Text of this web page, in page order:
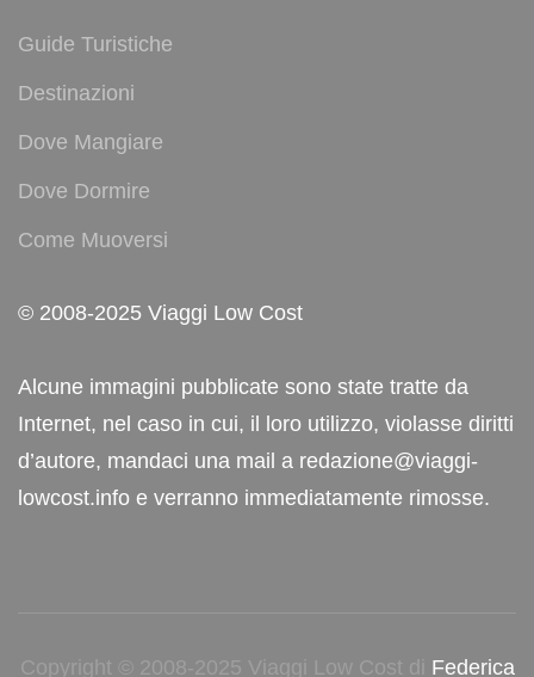
Guide Turistiche
Destinazioni
Dove Mangiare
Dove Dormire
Come Muoversi
© 2008-2025 Viaggi Low Cost
Alcune immagini pubblicate sono state tratte da
Internet, nel caso in cui, il loro utilizzo, violasse diritti
d’autore, mandaci una mail a redazione@viaggi-
lowcost.info e verranno immediatamente rimosse.
Copyright © 2008-2025 Viaggi Low Cost di Federica